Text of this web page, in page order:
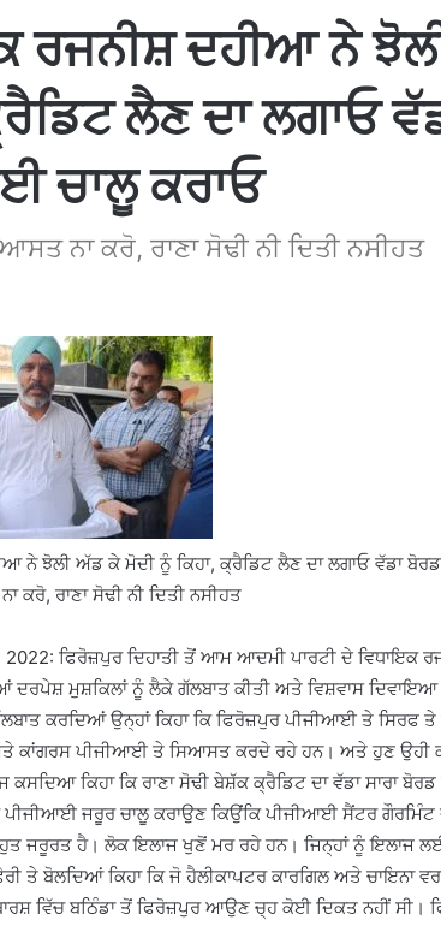
ਰਜਨੀਸ਼ ਦਹੀਆ ਨੇ
ਲੈਣ ਦਾ ਲਗਾਓ
ਚਾਲੂ ਕਰਾਓ
ਨਾ ਕਰੋ, ਰਾਣਾ ਸੋਢੀ ਨੀ ਦਿਤੀ ਨਸੀਹਤ
ਨੇ ਝੋਲੀ ਅੱਡ ਕੇ ਮੋਦੀ ਨੂੰ ਕਿਹਾ, ਕ੍ਰੈਡਿਟ ਲੈਣ ਦਾ ਲਗਾਓ ਵੱਡਾ
ਕਰੋ, ਰਾਣਾ ਸੋਢੀ ਨੀ ਦਿਤੀ ਨਸੀਹਤ
ਫਿਰੋਜ਼ਪੁਰ ਦਿਹਾਤੀ ਤੋਂ ਆਮ ਆਦਮੀ ਪਾਰਟੀ ਦੇ ਵਿਧਾਇਕ
ਦਰਪੇਸ਼ ਮੁਸ਼ਕਿਲਾਂ ਨੂੰ ਲੈਕੇ ਗੱਲਬਾਤ ਕੀਤੀ ਅਤੇ ਵਿਸ਼ਵਾਸ
ਕਰਦਿਆਂ ਉਨ੍ਹਾਂ ਕਿਹਾ ਕਿ ਫਿਰੋਜ਼ਪੁਰ ਪੀਜੀਆਈ ਤੇ ਸਿਰਫ ਤੇ
ਕਾਂਗਰਸ ਪੀਜੀਆਈ ਤੇ ਸਿਆਸਤ ਕਰਦੇ ਰਹੇ ਹਨ। ਅਤੇ ਹੁਣ ਉਹੀ
ਕਸਦਿਆ ਕਿਹਾ ਕਿ ਰਾਣਾ ਸੋਢੀ ਬੇਸ਼ੱਕ ਕ੍ਰੈਡਿਟ ਦਾ ਵੱਡਾ ਸਾਰਾ
ਪੀਜੀਆਈ ਜਰੂਰ ਚਾਲੂ ਕਰਾਉਣ ਕਿਉਂਕਿ ਪੀਜੀਆਈ ਸੈਂਟਰ
ਜਰੂਰਤ ਹੈ। ਲੋਕ ਇਲਾਜ ਖੁਣੋਂ ਮਰ ਰਹੇ ਹਨ। ਜਿਨ੍ਹਾਂ ਨੂੰ ਇਲਾਜ ਲਈ
ਤੇ ਬੋਲਦਿਆਂ ਕਿਹਾ ਕਿ ਜੋ ਹੈਲੀਕਾਪਟਰ ਕਾਰਗਿਲ ਅਤੇ ਚਾਇਨਾ
ਵਿੱਚ ਬਠਿੰਡਾ ਤੋਂ ਫਿਰੋਜ਼ਪੁਰ ਆਉਣ ਚ੍ਹ ਕੋਈ ਦਿਕਤ ਨਹੀਂ